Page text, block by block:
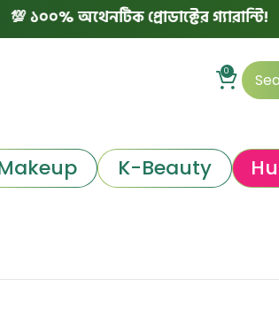
১০০% অথেনটিক প্রোডাক্টের গ্যারান্টি! |
0
K-Beauty